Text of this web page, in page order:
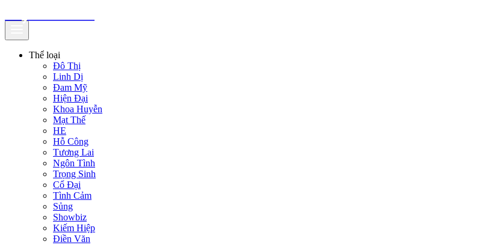
Thể loại
Đô Thị
Linh Dị
Đam Mỹ
Hiện Đại
Khoa Huyễn
Mạt Thế
HE
Hỗ Công
Tương Lai
Ngôn Tình
Trọng Sinh
Cổ Đại
Tình Cảm
Sủng
Showbiz
Kiếm Hiệp
Điền Văn